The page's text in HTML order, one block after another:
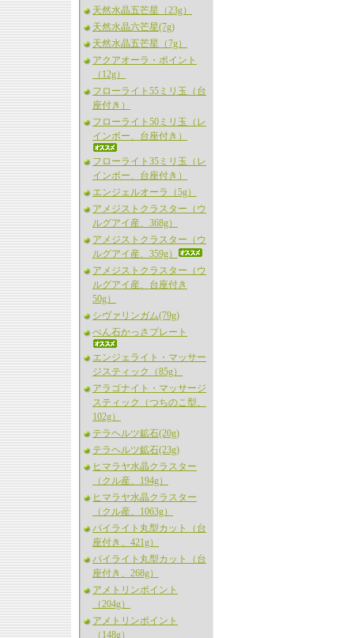
天然水晶五芒星（23g）
天然水晶六芒星(7g)
天然水晶五芒星（7g）
アクアオーラ・ポイント
（12g）
フローライト55ミリ玉（台
座付き）
フローライト50ミリ玉（レ
インボー、台座付き）
フローライト35ミリ玉（レ
インボー、台座付き）
エンジェルオーラ（5g）
アメジストクラスター（ウ
ルグアイ産、368g）
アメジストクラスター（ウ
ルグアイ産、359g）
アメジストクラスター（ウ
ルグアイ産、台座付き
50g）
シヴァリンガム(79g)
べん石かっさプレート
エンジェライト・マッサー
ジスティック（85g）
アラゴナイト・マッサージ
スティック（つちのこ型、
102g）
テラヘルツ鉱石(20g)
テラヘルツ鉱石(23g)
ヒマラヤ水晶クラスター
（クル産、194g）
ヒマラヤ水晶クラスター
（クル産、1063g）
パイライト丸型カット（台
座付き、421g）
パイライト丸型カット（台
座付き、268g）
アメトリンポイント
（204g）
アメトリンポイント
（148g）